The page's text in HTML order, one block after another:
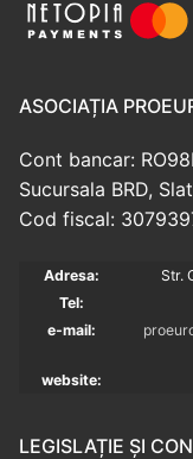
ASOCIAȚIA
Cont bancar:
Sucursala BRD,
Cod fiscal:
Adresa:
Str.
Tel:
e-mail:
website:
LEGISLAȚIE ȘI